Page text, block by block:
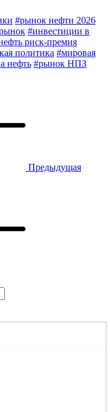
#рынок нефти 2026
#инвестиции в
риск-премия
политика #мировая
нефть #рынок НПЗ
Предыдущая